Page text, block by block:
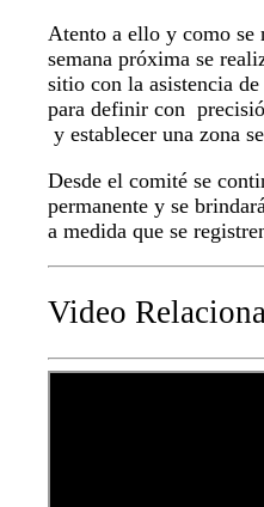
Atento a ello y como se
semana próxima se
sitio con la asistencia
para definir con
y establecer una zona
Desde el comité se
permanente y se
a medida que se
Video